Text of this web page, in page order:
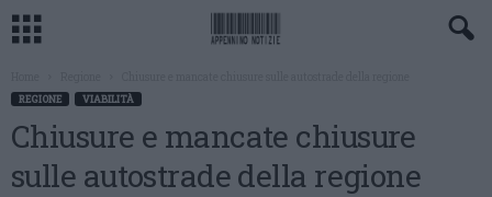
REGIONE VIABILITÀ
Chiusure e mancate chiusure
sulle autostrade della regione